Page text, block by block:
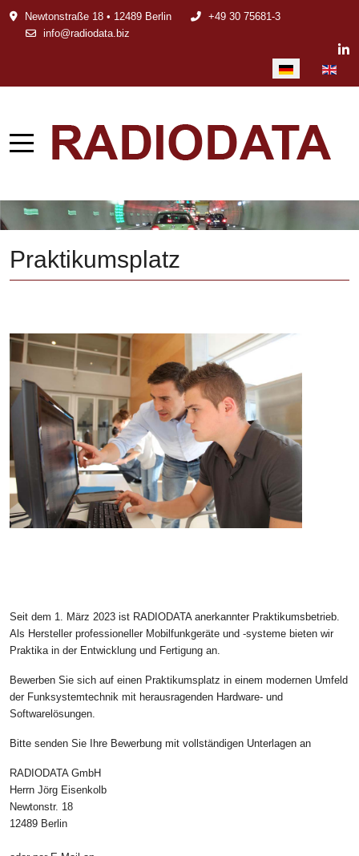
Newtonstraße 18 • 12489 Berlin
+49 30 75681-3
info@radiodata.biz
Sprache auswählen
Praktikumsplatz
Seit dem 1. März 2023 ist RADIODATA anerkannter Praktikumsbetrieb.
Als Hersteller professioneller Mobilfunkgeräte und -systeme bieten wir
Praktika in der Entwicklung und Fertigung an.
Bewerben Sie sich auf einen Praktikumsplatz in einem modernen Umfeld
der Funksystemtechnik mit herausragenden Hardware- und
Softwarelösungen.
Bitte senden Sie Ihre Bewerbung mit vollständigen Unterlagen an
RADIODATA GmbH
Herrn Jörg Eisenkolb
Newtonstr. 18
12489 Berlin